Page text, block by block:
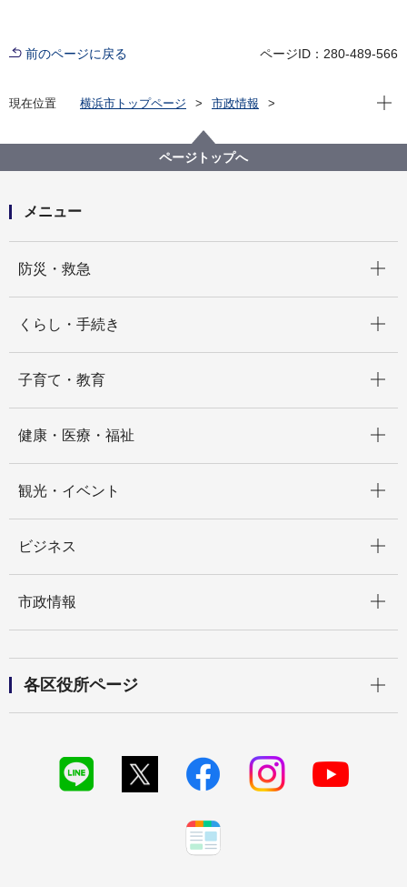
前のページに戻る ページID：280-489-566
現在位置 横浜市トップページ
市政情報
参加者募集！「食」について考えるオンラインイベン
ト「WORLD FOOD NIGHT 2022 with 横浜」開催！
現在
ページトップへ
メニュー
防災・救急
くらし・手続き
子育て・教育
健康・医療・福祉
観光・イベント
ビジネス
市政情報
各区役所ページ